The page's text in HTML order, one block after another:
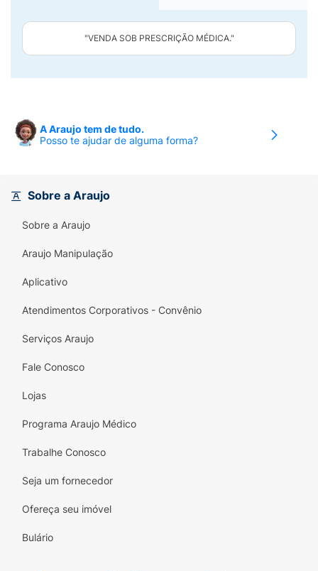
"VENDA SOB PRESCRIÇÃO MÉDICA."
A Araujo tem de tudo.
Posso te ajudar de alguma forma?
Sobre a Araujo
Sobre a Araujo
Araujo Manipulação
Aplicativo
Atendimentos Corporativos - Convênio
Serviços Araujo
Fale Conosco
Lojas
Programa Araujo Médico
Trabalhe Conosco
Seja um fornecedor
Ofereça seu imóvel
Bulário